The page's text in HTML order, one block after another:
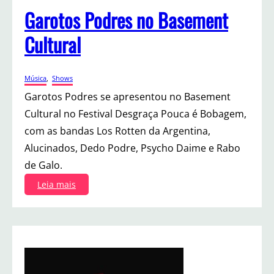
e
B
a
r
Garotos Podres no Basement
Cultural
Música Shows
Garotos Podres se apresentou no Basement
Cultural no Festival Desgraça Pouca é Bobagem,
com as bandas Los Rotten da Argentina,
Alucinados, Dedo Podre, Psycho Daime e Rabo
de Galo.
Leia mais
G
a
t